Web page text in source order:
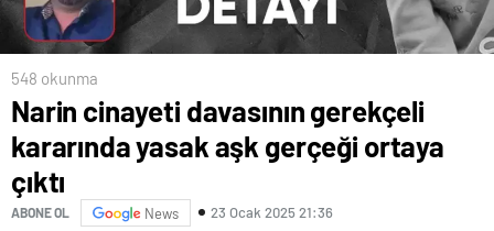
548 okunma
Narin cinayeti davasının gerekçeli
kararında yasak aşk gerçeği ortaya
çıktı
ABONE OL News 23 Ocak 2025 21:36